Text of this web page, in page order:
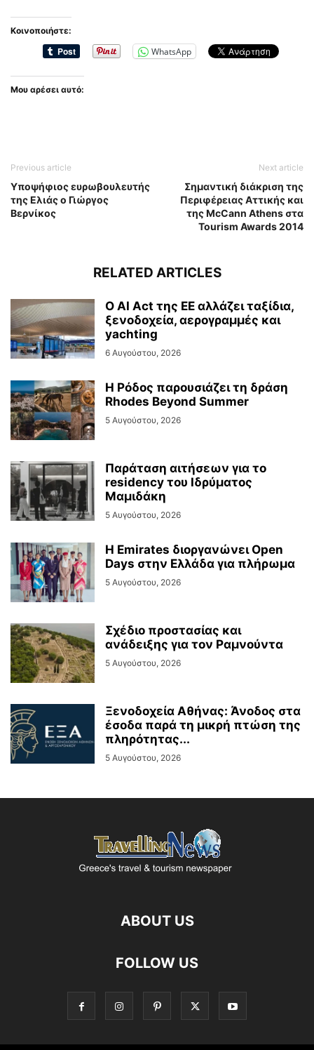
Κοινοποιήστε:
WhatsApp
Μου αρέσει αυτό:
Previous article
Υποψήφιος ευρωβουλευτής
της Ελιάς ο Γιώργος
Βερνίκος
Next article
Σημαντική διάκριση της
Περιφέρειας Αττικής και
της McCann Athens στα
Tourism Awards 2014
RELATED ARTICLES
Ο AI Act της ΕΕ αλλάζει ταξίδια,
ξενοδοχεία, αερογραμμές και
yachting
6 Αυγούστου, 2026
Η Ρόδος παρουσιάζει τη δράση
Rhodes Beyond Summer
5 Αυγούστου, 2026
Παράταση αιτήσεων για το
residency του Ιδρύματος
Μαμιδάκη
5 Αυγούστου, 2026
Η Emirates διοργανώνει Open
Days στην Ελλάδα για πλήρωμα
5 Αυγούστου, 2026
Σχέδιο προστασίας και
ανάδειξης για τον Ραμνούντα
5 Αυγούστου, 2026
Ξενοδοχεία Αθήνας: Άνοδος στα
έσοδα παρά τη μικρή πτώση της
πληρότητας...
5 Αυγούστου, 2026
ABOUT US
FOLLOW US